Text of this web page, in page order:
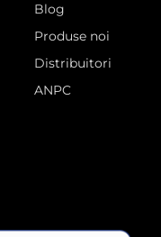
Blog
Produse noi
Distribuitori
ANPC